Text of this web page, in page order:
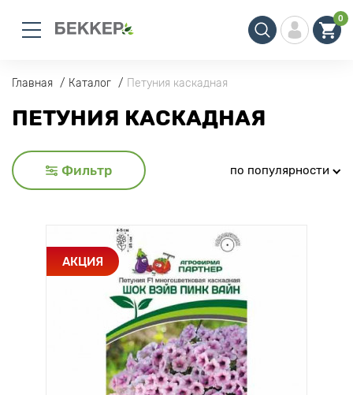
0
Главная Каталог Петуния каскадная
ПЕТУНИЯ КАСКАДНАЯ
Фильтр по популярности
АКЦИЯ